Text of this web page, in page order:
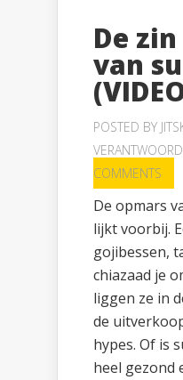
De
van
POSTED BY
VERANTWOORD
COMMENTS
De opmars
lijkt voorbij.
gojibessen,
chiazaad je
liggen ze in
de
hypes. Of is
heel gezond